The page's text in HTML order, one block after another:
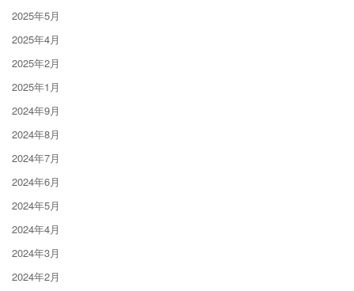
2025年5月
2025年4月
2025年2月
2025年1月
2024年9月
2024年8月
2024年7月
2024年6月
2024年5月
2024年4月
2024年3月
2024年2月